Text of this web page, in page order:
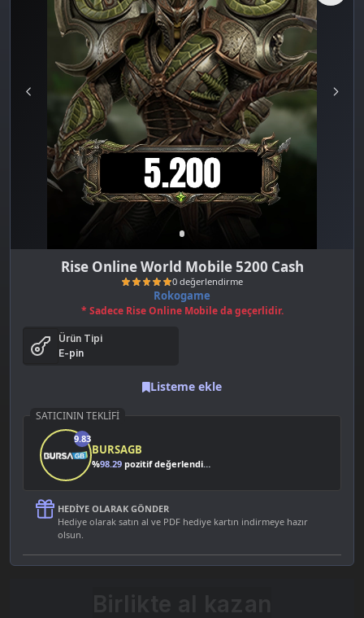
Rise Online World Mobile 5200 Cash
0 değerlendirme
Rokogame
* Sadece Rise Online Mobile da geçerlidir.
Ürün Tipi
E-pin
Listeme ekle
SATICININ TEKLIFI
9.83
BURSAGB
%98.29 pozitif değerlendirme
HEDIYE OLARAK GÖNDER
Hediye olarak satın al ve PDF hediye kartın indirmeye hazır
olsun.